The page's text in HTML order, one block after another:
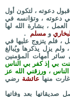
دعوته ، لتكون أول
دعوته ، وتؤانسه في
، بشارة الله لها
و مسلم
.
، فلم يتزوج عليها في
يزل يذكرها ويُبالغ
سائر أمهات المؤمنين
بي إذ كفر بي الناس
، ورزقني الله عز
منها عائشة رضي
بعد وفاتها